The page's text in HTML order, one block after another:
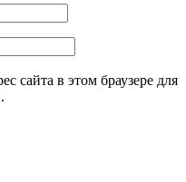
сайта в этом браузере для